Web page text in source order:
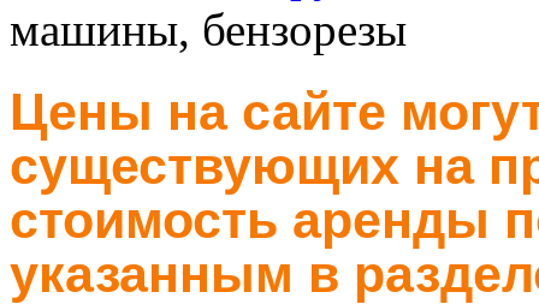
машины, бензорезы
Цены на сайте
существующих на
стоимость аренды
указанным в